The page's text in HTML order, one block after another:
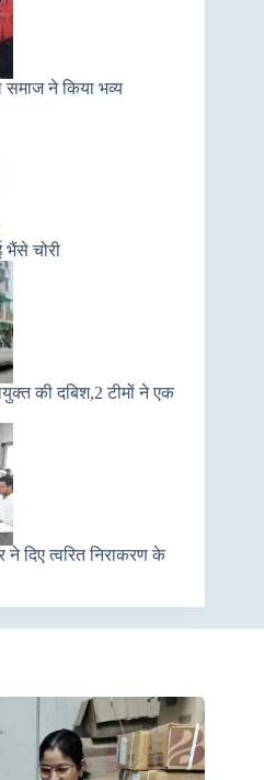
समाज ने किया भव्य
भैंसे चोरी
की दबिश,2 टीमों ने एक
दिए त्वरित निराकरण के